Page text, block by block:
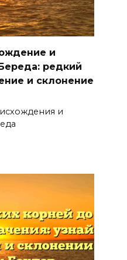
и
редкий
и склонение
и